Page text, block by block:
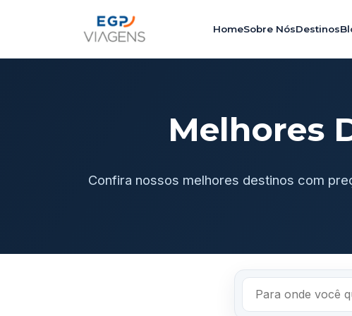
HomeSobre NósDestinos
Melhores
Confira nossos melhores destinos com